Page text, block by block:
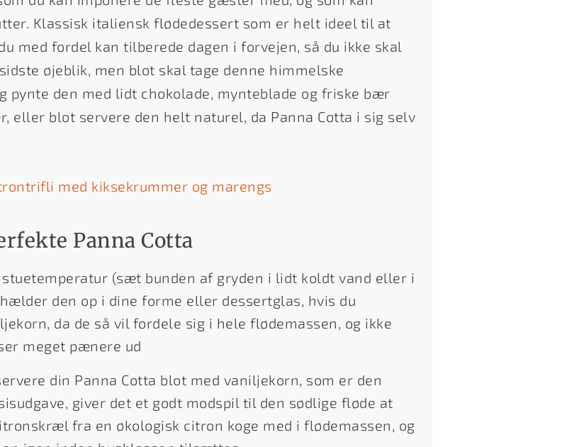
Klassisk italiensk flødedessert som er helt ideel til at
med fordel kan tilberede dagen i forvejen, så du ikke skal
øjeblik, men blot skal tage denne himmelske
pynte den med lidt chokolade, mynteblade og friske bær
eller blot servere den helt naturel, da Panna Cotta i sig selv
med kiksekrummer og marengs
Panna Cotta
(sæt bunden af gryden i lidt koldt vand eller i
den op i dine forme eller dessertglas, hvis du
da de så vil fordele sig i hele flødemassen, og ikke
meget pænere ud
din Panna Cotta blot med vaniljekorn, som er den
giver det et godt modspil til den sødlige fløde at
fra en økologisk citron koge med i flødemassen, og